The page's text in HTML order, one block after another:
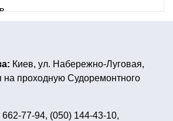
бумажные купить
аксессуары купить киев
Киев, ул. Набережно-Луговая,
проходную Судоремонтного
662-77-94, (050) 144-43-10,